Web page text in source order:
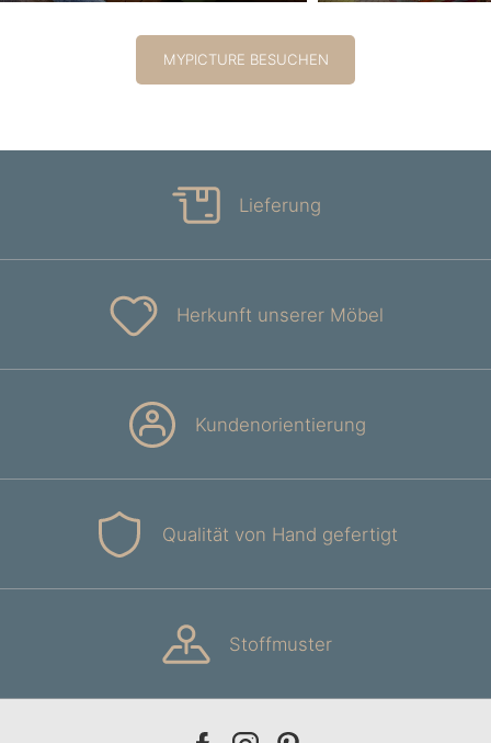
MYPICTURE BESUCHEN
Lieferung
Herkunft unserer Möbel
Kundenorientierung
Qualität von Hand gefertigt
Stoffmuster